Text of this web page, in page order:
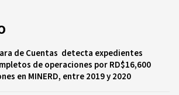
de Cuentas detecta expedientes
de operaciones por RD$16,600
en MINERD, entre 2019 y 2020